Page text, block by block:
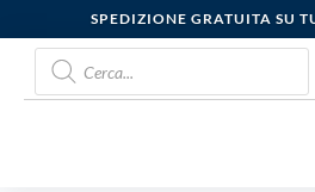
SPEDIZIONE GRATUITA SU
Products
search